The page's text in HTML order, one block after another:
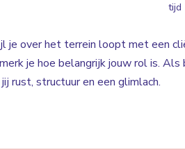
tijd
je over het terrein loopt met een
je hoe belangrijk jouw rol is.
rust, structuur en een glimlach.